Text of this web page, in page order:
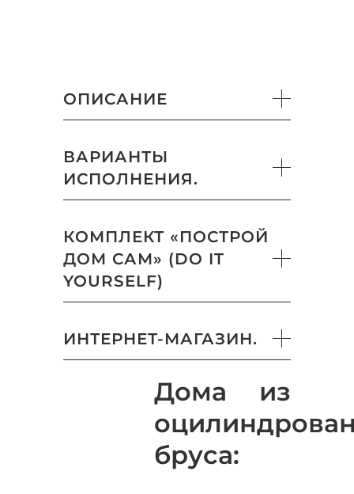
ОПИСАНИЕ
ВАРИАНТЫ
ИСПОЛНЕНИЯ.
КОМПЛЕКТ «ПОСТРОЙ
ДОМ САМ» (DO IT
YOURSELF)
ИНТЕРНЕТ-МАГАЗИН.
Дома из
бруса: